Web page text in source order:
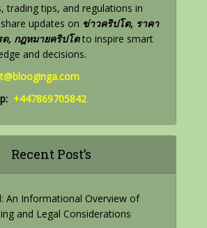
trading tips, and regulations in
updates on ข่าวคริปโต, ราคา
ด, กฎหมายคริปโต to inspire smart
and decisions.
+447869705842
Recent Post’s
An Informational Overview of
and Legal Considerations